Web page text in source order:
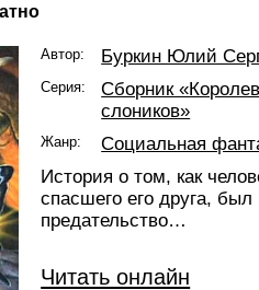
Автор: Буркин Юлий
Серия:
Сборник
слоников»
Жанр:
Социальная
История о том, как
спасшего его друга, был
предательство…
Читать онлайн